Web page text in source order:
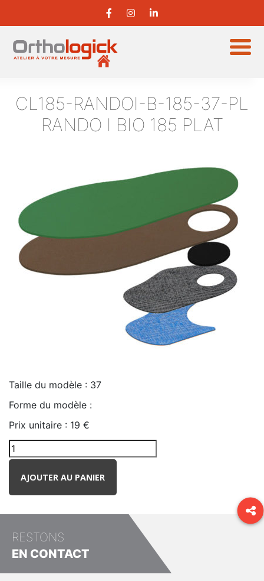
CL185-RANDOI-B-185-37-PL
RANDO I BIO 185 PLAT
Taille du modèle : 37
Forme du modèle :
Prix unitaire : 19 €
AJOUTER AU PANIER
RESTONS
EN CONTACT